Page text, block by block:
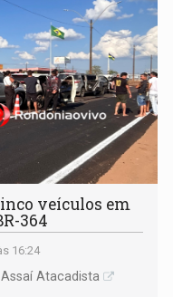
veículos em
364
16:24
Atacadista